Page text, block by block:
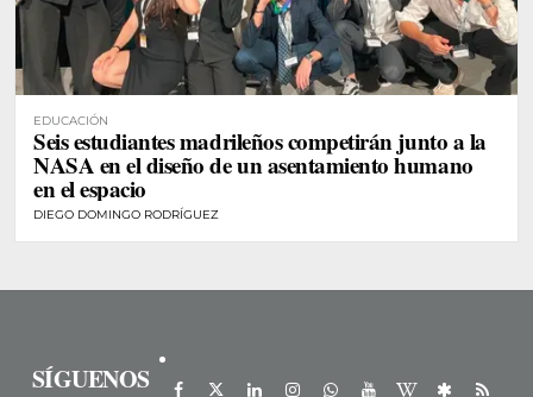
EDUCACIÓN
Seis estudiantes madrileños competirán junto a la
NASA en el diseño de un asentamiento humano
en el espacio
DIEGO DOMINGO RODRÍGUEZ
SÍGUENOS